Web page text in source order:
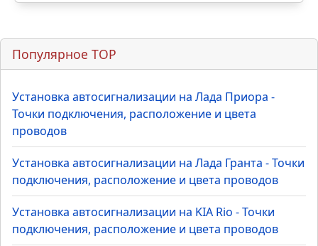
Популярное TOP
Установка автосигнализации на Лада Приора -
Точки подключения, расположение и цвета
проводов
Установка автосигнализации на Лада Гранта - Точки
подключения, расположение и цвета проводов
Установка автосигнализации на KIA Rio - Точки
подключения, расположение и цвета проводов